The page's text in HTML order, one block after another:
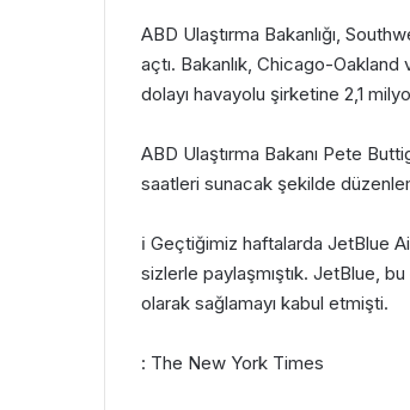
ABD Ulaştırma Bakanlığı,
açtı. Bakanlık, Chicago-
dolayı havayolu şirketine 2,1
ABD Ulaştırma Bakanı Pete
saatleri sunacak şekilde
ℹ Geçtiğimiz haftalarda JetBlue
sizlerle paylaşmıştık. JetBlue, bu
olarak sağlamayı kabul etmişti.
: The New York Times